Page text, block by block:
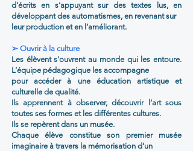
d’écrits en s’appuyant sur des textes lus, en
développant des automatismes, en revenant sur
leur production et en l’améliorant.
➢ Ouvrir à la culture
Les élèvent s’ouvrent au monde qui les entoure.
L’équipe pédagogique les accompagne
pour accéder à une éducation artistique et
culturelle de qualité.
Ils apprennent à observer, découvrir l’art sous
toutes ses formes et les différentes cultures.
Ils se repèrent dans un musée.
Chaque élève constitue son premier musée
imaginaire à travers la mémorisation d’un